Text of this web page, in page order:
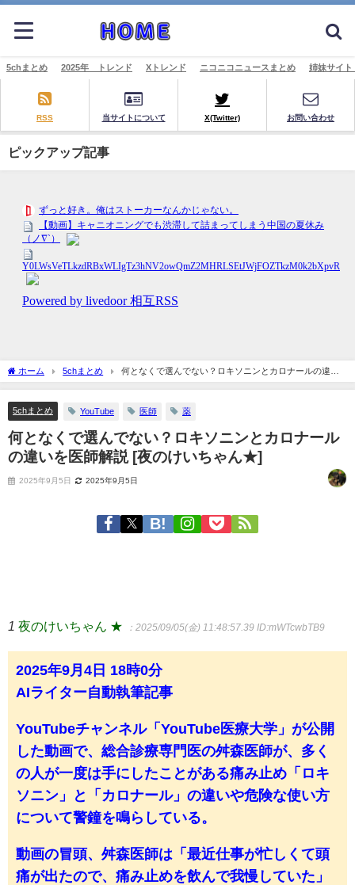
5chまとめ 2025年 トレンド Xトレンド ニコニコニュースまとめ 姉妹サイ
RSS 当サイトについて X(Twitter) お問い合わせ
ピックアップ記事
ホーム 5chまとめ
何となくで選んでない？ロキソニンとカロナールの違い
を医師解説 [夜のけいちゃん★]
5chまとめ YouTube 医師 薬
何となくで選んでない？ロキソニンとカロナール
の違いを医師解説 [夜のけいちゃん★]
2025年9月5日 2025年9月5日
1 夜のけいちゃん ★ ：2025/09/05(金) 11:48:57.39 ID:mWTcwbTB9
2025年9月4日 18時0分
AIライター自動執筆記事
YouTubeチャンネル「YouTube医療大学」が公開
した動画で、総合診療専門医の舛森医師が、多く
の人が一度は手にしたことがある痛み止め「ロキ
ソニン」と「カロナール」の違いや危険な使い方
について警鐘を鳴らしている。
動画の冒頭、舛森医師は「最近仕事が忙しくて頭
痛が出たので、痛み止めを飲んで我慢していた」